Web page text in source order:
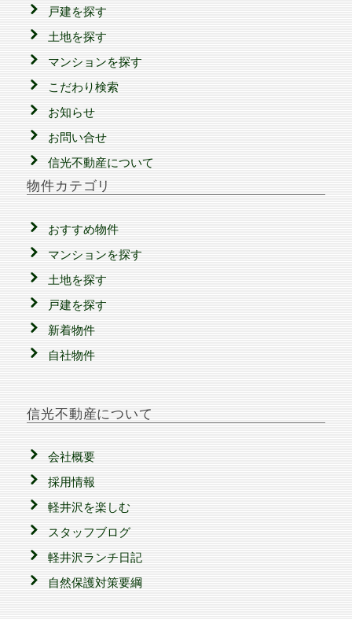
戸建を探す
土地を探す
マンションを探す
こだわり検索
お知らせ
お問い合せ
信光不動産について
物件カテゴリ
おすすめ物件
マンションを探す
土地を探す
戸建を探す
新着物件
自社物件
信光不動産について
会社概要
採用情報
軽井沢を楽しむ
スタッフブログ
軽井沢ランチ日記
自然保護対策要綱